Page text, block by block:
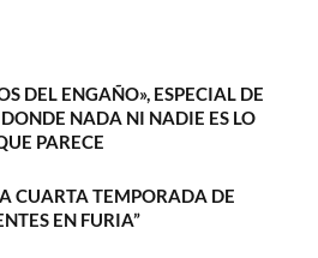
DEL ENGAÑO», ESPECIAL DE
NADA NI NADIE ES LO
PARECE
CUARTA TEMPORADA DE
EN FURIA”